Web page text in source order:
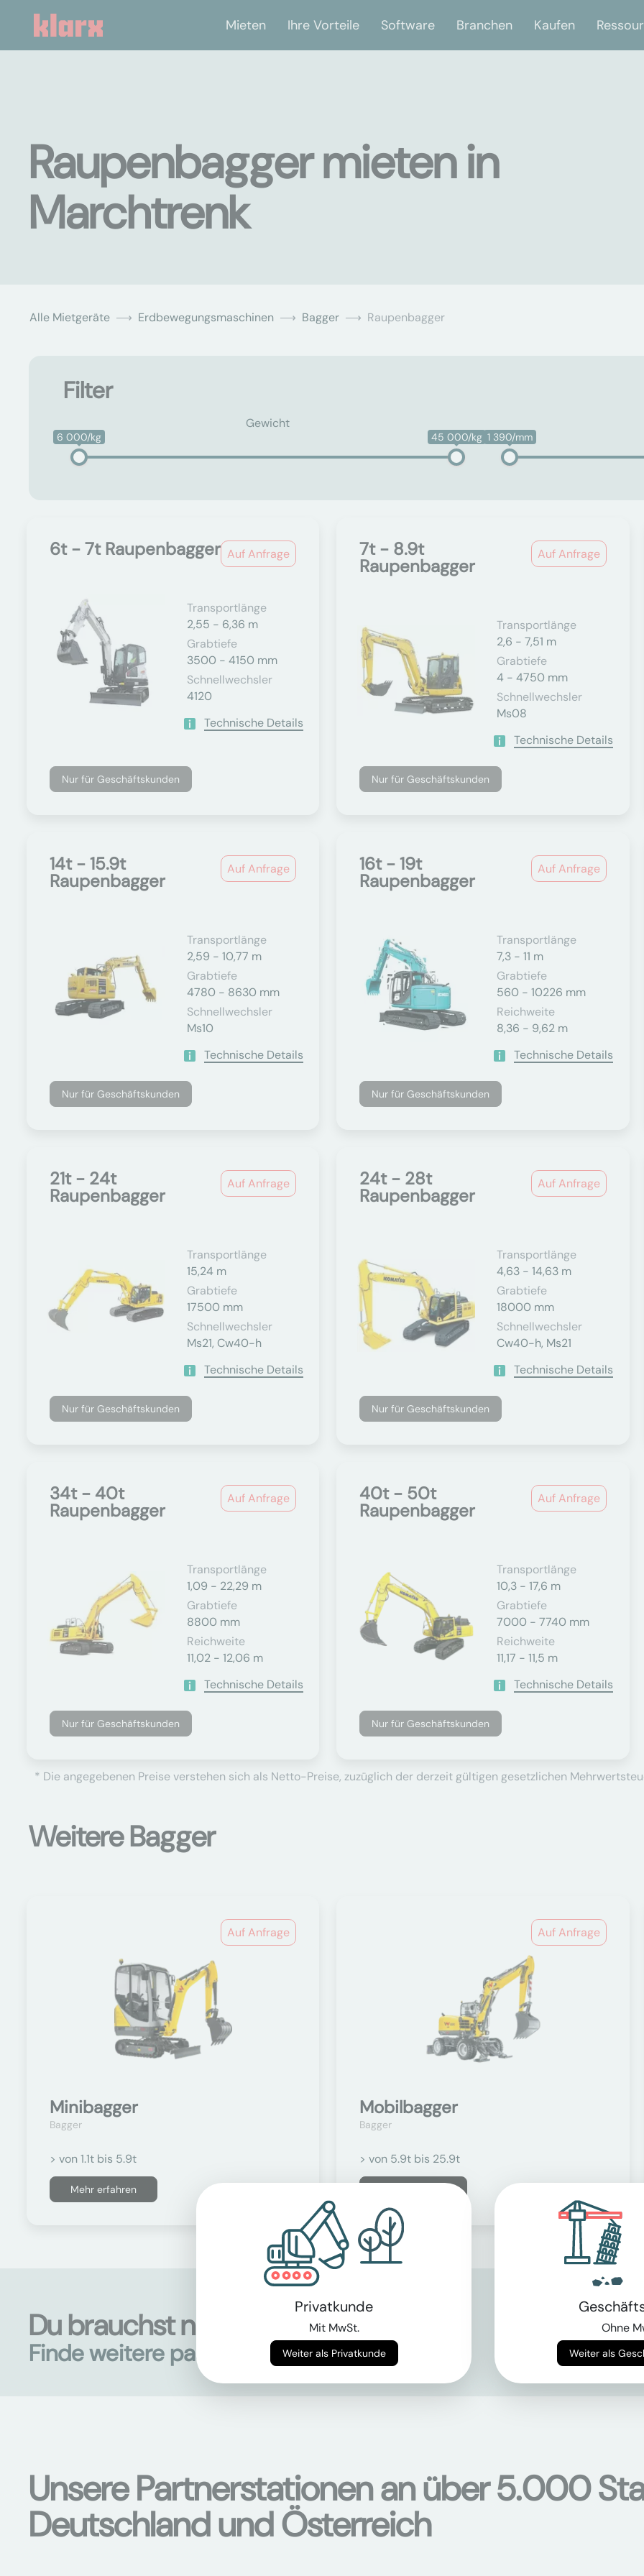
Mieten Ihre Vorteile Software Branchen Kaufen
Raupenbagger mieten in
Marchtrenk
Alle Mietgeräte Erdbewegungsmaschinen Bagger Raupenbagger
Filter
Gewicht
6 000/kg 45 000/kg 1 390/mm
Auf Anfrage
6t - 7t Raupenbagger
Transportlänge
2,55 - 6,36 m
Grabtiefe
3500 - 4150 mm
Schnellwechsler
4120
Technische Details
Nur für Geschäftskunden
Auf Anfrage
7t - 8.9t
Raupenbagger
Transportlänge
2,6 - 7,51 m
Grabtiefe
4 - 4750 mm
Schnellwechsler
Ms08
Technische Details
Nur für Geschäftskunden
Auf Anfrage
14t - 15.9t
Raupenbagger
Transportlänge
2,59 - 10,77 m
Grabtiefe
4780 - 8630 mm
Schnellwechsler
Ms10
Technische Details
Nur für Geschäftskunden
Auf Anfrage
16t - 19t
Raupenbagger
Transportlänge
7,3 - 11 m
Grabtiefe
560 - 10226 mm
Reichweite
8,36 - 9,62 m
Technische Details
Nur für Geschäftskunden
Auf Anfrage
21t - 24t
Raupenbagger
Transportlänge
15,24 m
Grabtiefe
17500 mm
Schnellwechsler
Ms21, Cw40-h
Technische Details
Nur für Geschäftskunden
Auf Anfrage
24t - 28t
Raupenbagger
Transportlänge
4,63 - 14,63 m
Grabtiefe
18000 mm
Schnellwechsler
Cw40-h, Ms21
Technische Details
Nur für Geschäftskunden
Auf Anfrage
34t - 40t
Raupenbagger
Transportlänge
1,09 - 22,29 m
Grabtiefe
8800 mm
Reichweite
11,02 - 12,06 m
Technische Details
Nur für Geschäftskunden
Auf Anfrage
40t - 50t
Raupenbagger
Transportlänge
10,3 - 17,6 m
Grabtiefe
7000 - 7740 mm
Reichweite
11,17 - 11,5 m
Technische Details
Nur für Geschäftskunden
* Die angegebenen Preise verstehen sich als Netto-Preise, zuzüglich der derzeit gültigen gesetzlichen
Weitere Bagger
Auf Anfrage
Minibagger
Bagger
> von 1.1t bis 5.9t
Mehr erfahren
Auf Anfrage
Mobilbagger
Bagger
> von 5.9t bis 25.9t
Du brauchst noch mehr als Bagger?
Finde weitere passende Maschinen hier
Unsere Partnerstationen an über 5.000
Deutschland und Österreich
Privatkunde
Mit MwSt.
Weiter als Privatkunde
Ohne
Weiter als